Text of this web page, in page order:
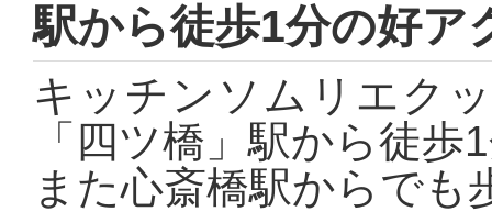
駅から徒歩1分の好ア
キッチンソムリエク
「四ツ橋」駅から徒歩
また心斎橋駅からでも